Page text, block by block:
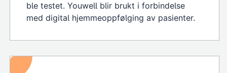
ble testet. Youwell blir brukt i forbindelse
med digital hjemmeoppfølging av pasienter.